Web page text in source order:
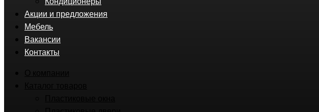
Акции и предложения
Мебель
Вакансии
Контакты